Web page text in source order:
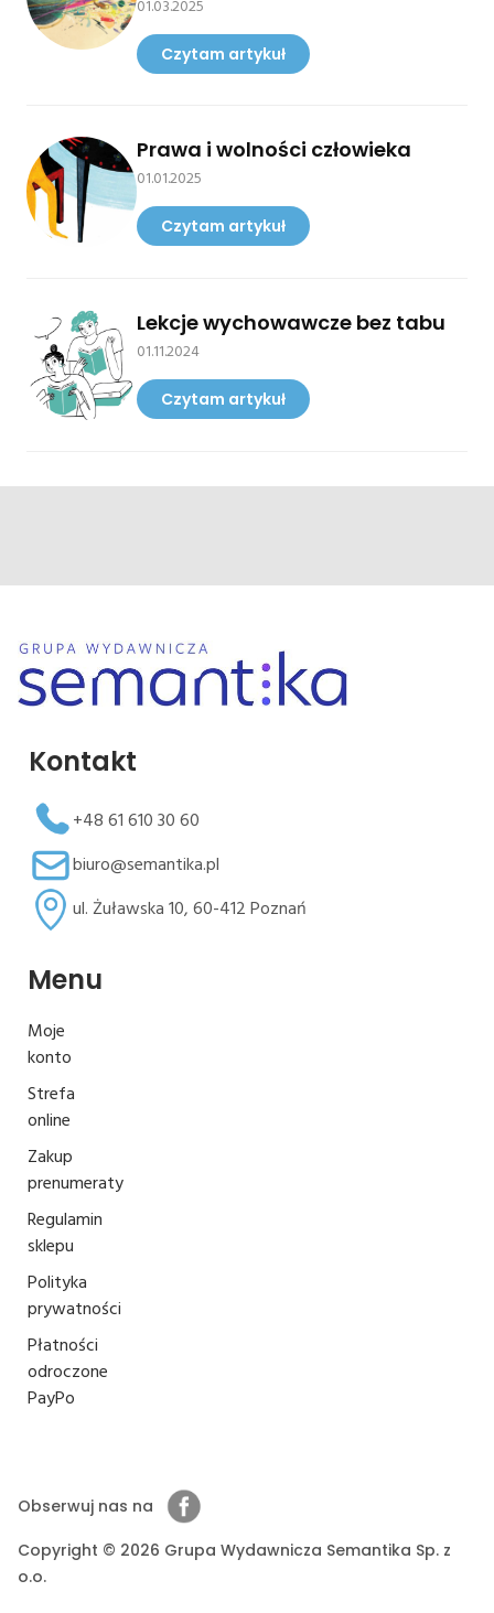
01.03.2025
Czytam artykuł
Prawa i wolności człowieka
01.01.2025
Czytam artykuł
Lekcje wychowawcze bez tabu
01.11.2024
Czytam artykuł
Kontakt
+48 61 610 30 60
biuro@semantika.pl
ul. Żuławska 10, 60-412 Poznań
Menu
Moje
konto
Strefa
online
Zakup
prenumeraty
Regulamin
sklepu
Polityka
prywatności
Płatności
odroczone
PayPo
Obserwuj nas na
Copyright © 2026 Grupa Wydawnicza Semantika Sp. z
o.o.